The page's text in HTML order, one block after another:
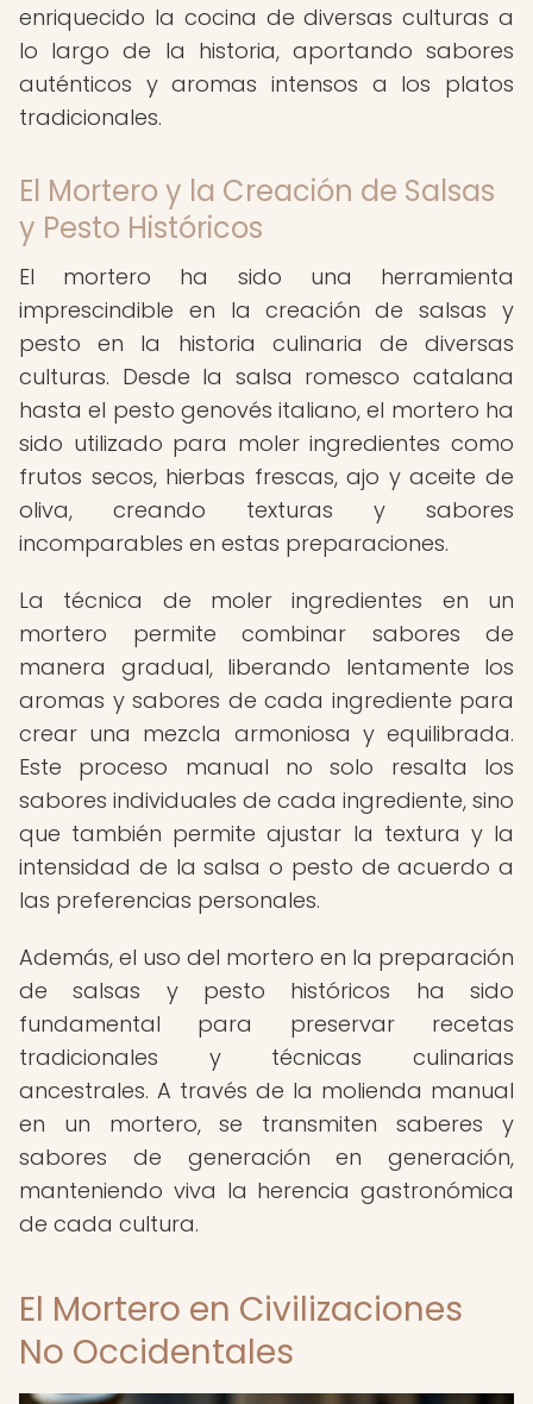
enriquecido la cocina de diversas culturas a
lo largo de la historia, aportando sabores
auténticos y aromas intensos a los platos
tradicionales.
El Mortero y la Creación de Salsas
y Pesto Históricos
El mortero ha sido una herramienta
imprescindible en la creación de salsas y
pesto en la historia culinaria de diversas
culturas. Desde la salsa romesco catalana
hasta el pesto genovés italiano, el mortero ha
sido utilizado para moler ingredientes como
frutos secos, hierbas frescas, ajo y aceite de
oliva, creando texturas y sabores
incomparables en estas preparaciones.
La técnica de moler ingredientes en un
mortero permite combinar sabores de
manera gradual, liberando lentamente los
aromas y sabores de cada ingrediente para
crear una mezcla armoniosa y equilibrada.
Este proceso manual no solo resalta los
sabores individuales de cada ingrediente, sino
que también permite ajustar la textura y la
intensidad de la salsa o pesto de acuerdo a
las preferencias personales.
Además, el uso del mortero en la preparación
de salsas y pesto históricos ha sido
fundamental para preservar recetas
tradicionales y técnicas culinarias
ancestrales. A través de la molienda manual
en un mortero, se transmiten saberes y
sabores de generación en generación,
manteniendo viva la herencia gastronómica
de cada cultura.
El Mortero en Civilizaciones
No Occidentales